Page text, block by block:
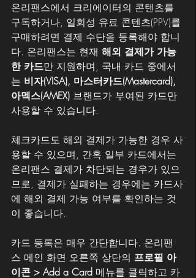
온리팬스에서 크리에이터의 콘텐츠를
구독하거나, 일회성 유료 콘텐츠(PPV)를
구매하려면 결제 수단을 등록해야 합니
다. 온리팬스는 현재 해외 결제가 가능
한 카드만 지원하며, 국내 카드 중에서
는 비자(VISA), 마스터카드(Mastercard),
아멕스(AMEX) 브랜드가 부여된 카드만
사용할 수 있습니다.
체크카드도 해외 결제가 가능한 경우 사
용할 수 있으며, 간혹 일부 카드에서는
온리팬스 결제가 차단되는 경우가 있으
므로, 결제가 실패하는 경우에는 카드사
에 해외 결제 가능 여부를 확인하는 것
이 좋습니다.
카드 등록은 매우 간단합니다. 온리팬
스 메인 화면 오른쪽 상단의 프로필 아
이콘 > Add a Card 메뉴를 클릭하고 카